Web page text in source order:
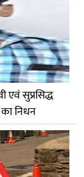
सुप्रसिद्ध
निधन